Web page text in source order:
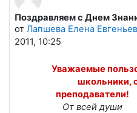
Поздравляем с Днем
от Лапшева Елена
2011, 10:25
Количество ответов: 0
Уважаемые
школьники,
преподаватели!
От всей души